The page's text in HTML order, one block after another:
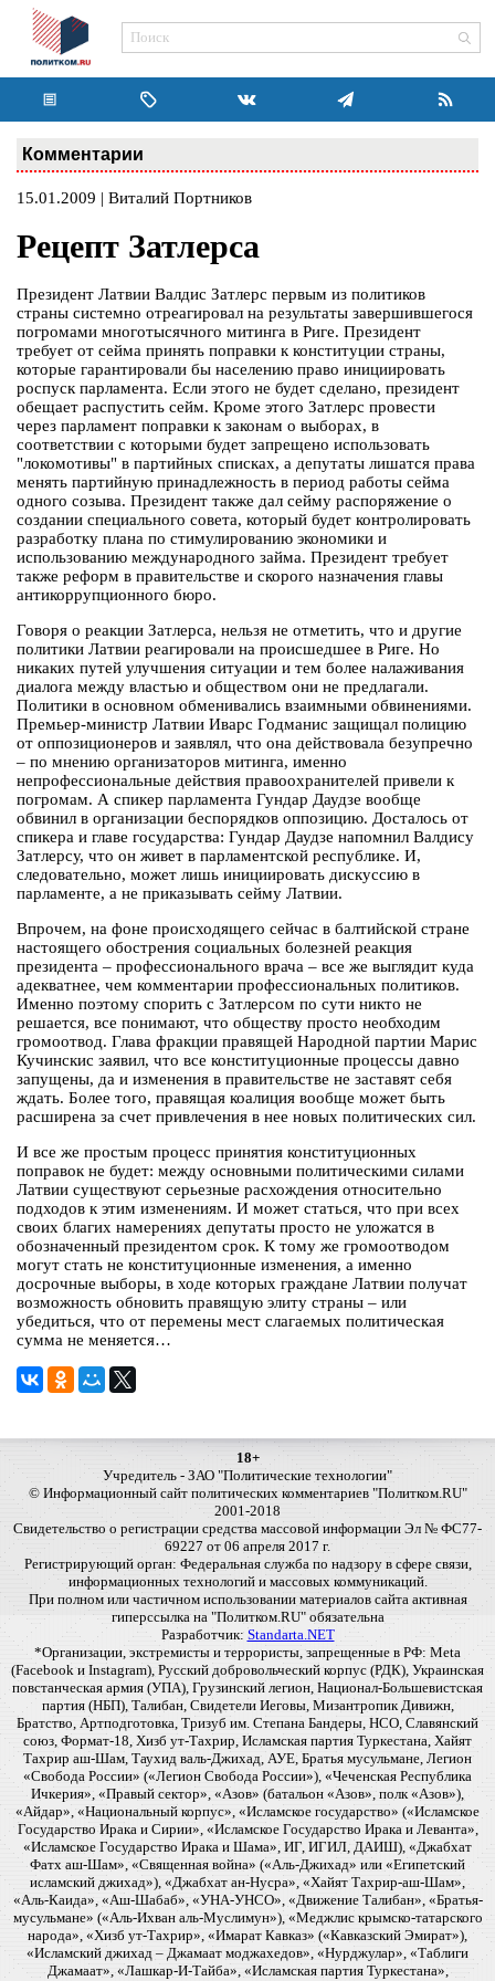
Комментарии
15.01.2009 | Виталий Портников
Рецепт Затлерса
Президент Латвии Валдис Затлерс первым из политиков
страны системно отреагировал на результаты завершившегося
погромами многотысячного митинга в Риге. Президент
требует от сейма принять поправки к конституции страны,
которые гарантировали бы населению право инициировать
роспуск парламента. Если этого не будет сделано, президент
обещает распустить сейм. Кроме этого Затлерс провести
через парламент поправки к законам о выборах, в
соответствии с которыми будет запрещено использовать
"локомотивы" в партийных списках, а депутаты лишатся права
менять партийную принадлежность в период работы сейма
одного созыва. Президент также дал сейму распоряжение о
создании специального совета, который будет контролировать
разработку плана по стимулированию экономики и
использованию международного займа. Президент требует
также реформ в правительстве и скорого назначения главы
антикоррупционного бюро.
Говоря о реакции Затлерса, нельзя не отметить, что и другие
политики Латвии реагировали на происшедшее в Риге. Но
никаких путей улучшения ситуации и тем более налаживания
диалога между властью и обществом они не предлагали.
Политики в основном обменивались взаимными обвинениями.
Премьер-министр Латвии Иварс Годманис защищал полицию
от оппозиционеров и заявлял, что она действовала безупречно
– по мнению организаторов митинга, именно
непрофессиональные действия правоохранителей привели к
погромам. А спикер парламента Гундар Даудзе вообще
обвинил в организации беспорядков оппозицию. Досталось от
спикера и главе государства: Гундар Даудзе напомнил Валдису
Затлерсу, что он живет в парламентской республике. И,
следовательно, может лишь инициировать дискуссию в
парламенте, а не приказывать сейму Латвии.
Впрочем, на фоне происходящего сейчас в балтийской стране
настоящего обострения социальных болезней реакция
президента – профессионального врача – все же выглядит куда
адекватнее, чем комментарии профессиональных политиков.
Именно поэтому спорить с Затлерсом по сути никто не
решается, все понимают, что обществу просто необходим
громоотвод. Глава фракции правящей Народной партии Марис
Кучинскис заявил, что все конституционные процессы давно
запущены, да и изменения в правительстве не заставят себя
ждать. Более того, правящая коалиция вообще может быть
расширена за счет привлечения в нее новых политических сил.
И все же простым процесс принятия конституционных
поправок не будет: между основными политическими силами
Латвии существуют серьезные расхождения относительно
подходов к этим изменениям. И может статься, что при всех
своих благих намерениях депутаты просто не уложатся в
обозначенный президентом срок. К тому же громоотводом
могут стать не конституционные изменения, а именно
досрочные выборы, в ходе которых граждане Латвии получат
возможность обновить правящую элиту страны – или
убедиться, что от перемены мест слагаемых политическая
сумма не меняется…
18+
Учредитель - ЗАО "Политические технологии"
© Информационный сайт политических комментариев "Политком.RU"
2001-2018
Свидетельство о регистрации средства массовой информации Эл № ФС77-
69227 от 06 апреля 2017 г.
Регистрирующий орган: Федеральная служба по надзору в сфере связи,
информационных технологий и массовых коммуникаций.
При полном или частичном использовании материалов сайта активная
гиперссылка на "Политком.RU" обязательна
Разработчик: Standarta.NET
*Организации, экстремисты и террористы, запрещенные в РФ: Meta
(Facebook и Instagram), Русский добровольческий корпус (РДК), Украинская
повстанческая армия (УПА), Грузинский легион, Национал-Большевистская
партия (НБП), Талибан, Свидетели Иеговы, Мизантропик Дивижн,
Братство, Артподготовка, Тризуб им. Степана Бандеры, НСО, Славянский
союз, Формат-18, Хизб ут-Тахрир, Исламская партия Туркестана, Хайят
Тахрир аш-Шам, Таухид валь-Джихад, АУЕ, Братья мусульмане, Легион
«Свобода России» («Легион Свобода России»), «Чеченская Республика
Ичкерия», «Правый сектор», «Азов» (батальон «Азов», полк «Азов»),
«Айдар», «Национальный корпус», «Исламское государство» («Исламское
Государство Ирака и Сирии», «Исламское Государство Ирака и Леванта»,
«Исламское Государство Ирака и Шама», ИГ, ИГИЛ, ДАИШ), «Джабхат
Фатх аш-Шам», «Священная война» («Аль-Джихад» или «Египетский
исламский джихад»), «Джабхат ан-Нусра», «Хайят Тахрир-аш-Шам»,
«Аль-Каида», «Аш-Шабаб», «УНА-УНСО», «Движение Талибан», «Братья-
мусульмане» («Аль-Ихван аль-Муслимун»), «Меджлис крымско-татарского
народа», «Хизб ут-Тахрир», «Имарат Кавказ» («Кавказский Эмират»),
«Исламский джихад – Джамаат моджахедов», «Нурджулар», «Таблиги
Джамаат», «Лашкар-И-Тайба», «Исламская партия Туркестана»,